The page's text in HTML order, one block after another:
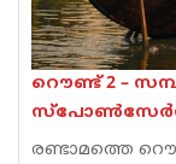
റൌണ്ട് 2 –
രണ്ടാമത്തെ